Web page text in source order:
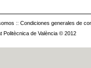
:: Condiciones generales de
Politècnica de València © 2012